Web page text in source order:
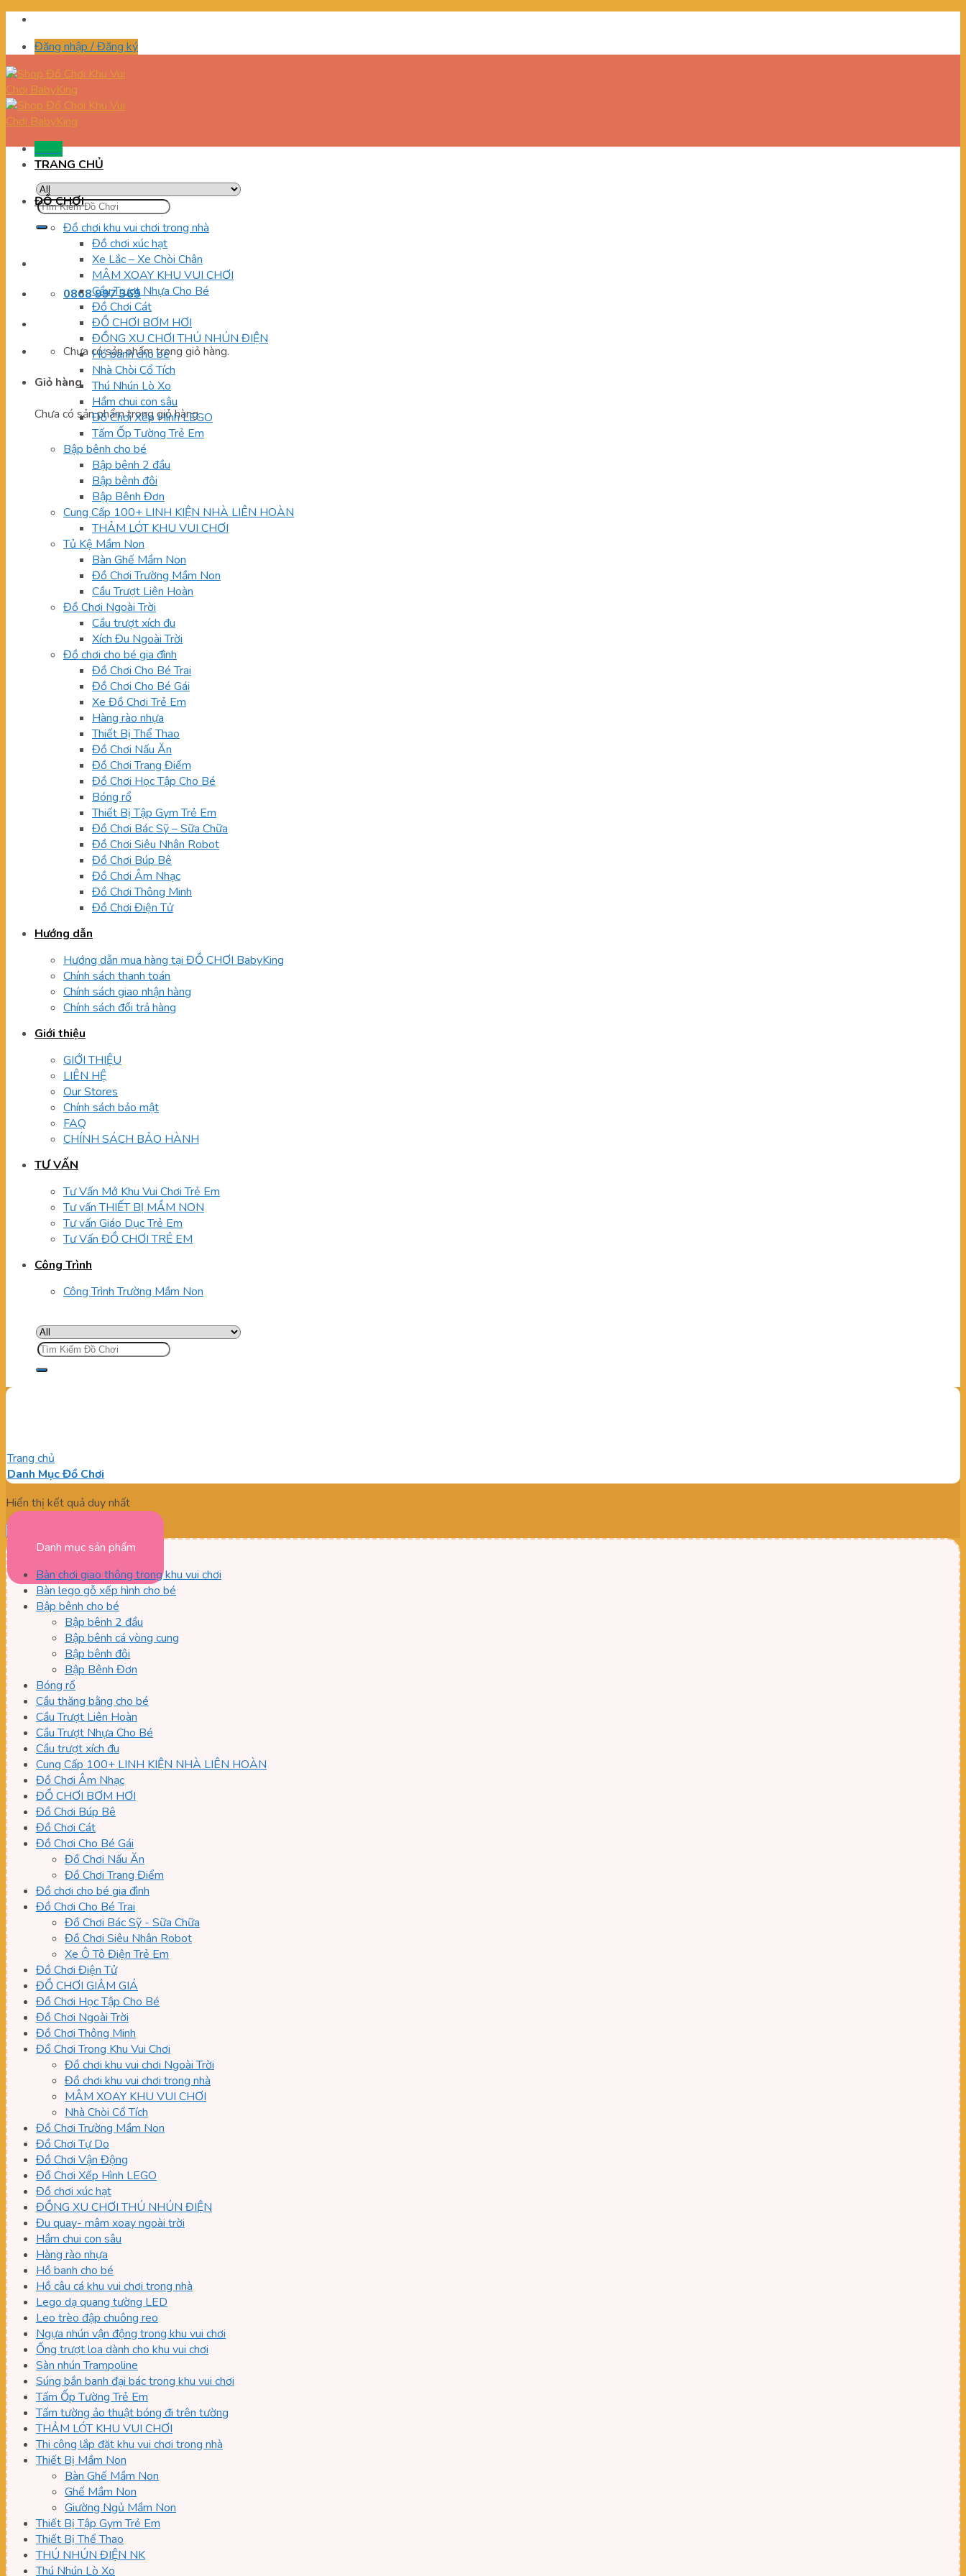
Skip
contentĐăng nhập / Đăng ký
Tìm
kiếm:
0868 997 369
Chưa có sản phẩm trong giỏ hàng.
Giỏ hàng
Chưa có sản phẩm trong giỏ hàng.
TRANG CHỦ
ĐỒ CHƠI
Đồ chơi khu vui chơi trong nhà
Đồ chơi xúc hạt
Xe Lắc – Xe Chòi Chân
MÂM XOAY KHU VUI CHƠI
Cầu Trượt Nhựa Cho Bé
Đồ Chơi Cát
ĐỒ CHƠI BƠM HƠI
ĐỒNG XU CHƠI THÚ NHÚN ĐIỆN
Hồ banh cho bé
Nhà Chòi Cổ Tích
Thú Nhún Lò Xo
Hầm chui con sâu
Đồ Chơi Xếp Hình LEGO
Tấm Ốp Tường Trẻ Em
Bập bênh cho bé
Bập bênh 2 đầu
Bập bênh đôi
Bập Bênh Đơn
Cung Cấp 100+ LINH KIỆN NHÀ LIÊN HOÀN
THẢM LÓT KHU VUI CHƠI
Tủ Kệ Mầm Non
Bàn Ghế Mầm Non
Đồ Chơi Trường Mầm Non
Cầu Trượt Liên Hoàn
Đồ Chơi Ngoài Trời
Cầu trượt xích đu
Xích Đu Ngoài Trời
Đồ chơi cho bé gia đình
Đồ Chơi Cho Bé Trai
Đồ Chơi Cho Bé Gái
Xe Đồ Chơi Trẻ Em
Hàng rào nhựa
Thiết Bị Thể Thao
Đồ Chơi Nấu Ăn
Đồ Chơi Trang Điểm
Đồ Chơi Học Tập Cho Bé
Bóng rổ
Thiết Bị Tập Gym Trẻ Em
Đồ Chơi Bác Sỹ – Sữa Chữa
Đồ Chơi Siêu Nhân Robot
Đồ Chơi Búp Bê
Đồ Chơi Âm Nhạc
Đồ Chơi Thông Minh
Đồ Chơi Điện Tử
Hướng dẫn
Hướng dẫn mua hàng tại ĐỒ CHƠI BabyKing
Chính sách thanh toán
Chính sách giao nhận hàng
Chính sách đổi trả hàng
Giới thiệu
GIỚI THIỆU
LIÊN HỆ
Our Stores
Chính sách bảo mật
FAQ
CHÍNH SÁCH BẢO HÀNH
TƯ VẤN
Tư Vấn Mở Khu Vui Chơi Trẻ Em
Tư vấn THIẾT BỊ MẦM NON
Tư vấn Giáo Dục Trẻ Em
Tư Vấn ĐỒ CHƠI TRẺ EM
Công Trình
Công Trình Trường Mầm Non
Tìm
kiếm:
Trang chủ
Danh Mục Đồ Chơi
Hiển thị kết quả duy nhất
Danh mục sản phẩm
Bàn chơi giao thông trong khu vui chơi
Bàn lego gỗ xếp hình cho bé
Bập bênh cho bé
Bập bênh 2 đầu
Bập bênh cá vòng cung
Bập bênh đôi
Bập Bênh Đơn
Bóng rổ
Cầu thăng bằng cho bé
Cầu Trượt Liên Hoàn
Cầu Trượt Nhựa Cho Bé
Cầu trượt xích đu
Cung Cấp 100+ LINH KIỆN NHÀ LIÊN HOÀN
Đồ Chơi Âm Nhạc
ĐỒ CHƠI BƠM HƠI
Đồ Chơi Búp Bê
Đồ Chơi Cát
Đồ Chơi Cho Bé Gái
Đồ Chơi Nấu Ăn
Đồ Chơi Trang Điểm
Đồ chơi cho bé gia đình
Đồ Chơi Cho Bé Trai
Đồ Chơi Bác Sỹ - Sữa Chữa
Đồ Chơi Siêu Nhân Robot
Xe Ô Tô Điện Trẻ Em
Đồ Chơi Điện Tử
ĐỒ CHƠI GIẢM GIÁ
Đồ Chơi Học Tập Cho Bé
Đồ Chơi Ngoài Trời
Đồ Chơi Thông Minh
Đồ Chơi Trong Khu Vui Chơi
Đồ chơi khu vui chơi Ngoài Trời
Đồ chơi khu vui chơi trong nhà
MÂM XOAY KHU VUI CHƠI
Nhà Chòi Cổ Tích
Đồ Chơi Trường Mầm Non
Đồ Chơi Tự Do
Đồ Chơi Vận Động
Đồ Chơi Xếp Hình LEGO
Đồ chơi xúc hạt
ĐỒNG XU CHƠI THÚ NHÚN ĐIỆN
Đu quay- mâm xoay ngoài trời
Hầm chui con sâu
Hàng rào nhựa
Hồ banh cho bé
Hồ câu cá khu vui chơi trong nhà
Lego dạ quang tường LED
Leo trèo đập chuông reo
Ngựa nhún vận động trong khu vui chơi
Ống trượt loa dành cho khu vui chơi
Sàn nhún Trampoline
Súng bắn banh đại bác trong khu vui chơi
Tấm Ốp Tường Trẻ Em
Tấm tường ảo thuật bóng đi trên tường
THẢM LÓT KHU VUI CHƠI
Thi công lắp đặt khu vui chơi trong nhà
Thiết Bị Mầm Non
Bàn Ghế Mầm Non
Ghế Mầm Non
Giường Ngủ Mầm Non
Thiết Bị Tập Gym Trẻ Em
Thiết Bị Thể Thao
THÚ NHÚN ĐIỆN NK
Thú Nhún Lò Xo